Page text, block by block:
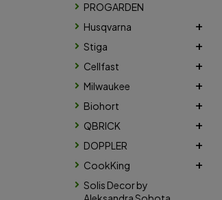
PROGARDEN
Husqvarna
Stiga
Cellfast
Milwaukee
Biohort
QBRICK
DOPPLER
CookKing
Solis Decor by